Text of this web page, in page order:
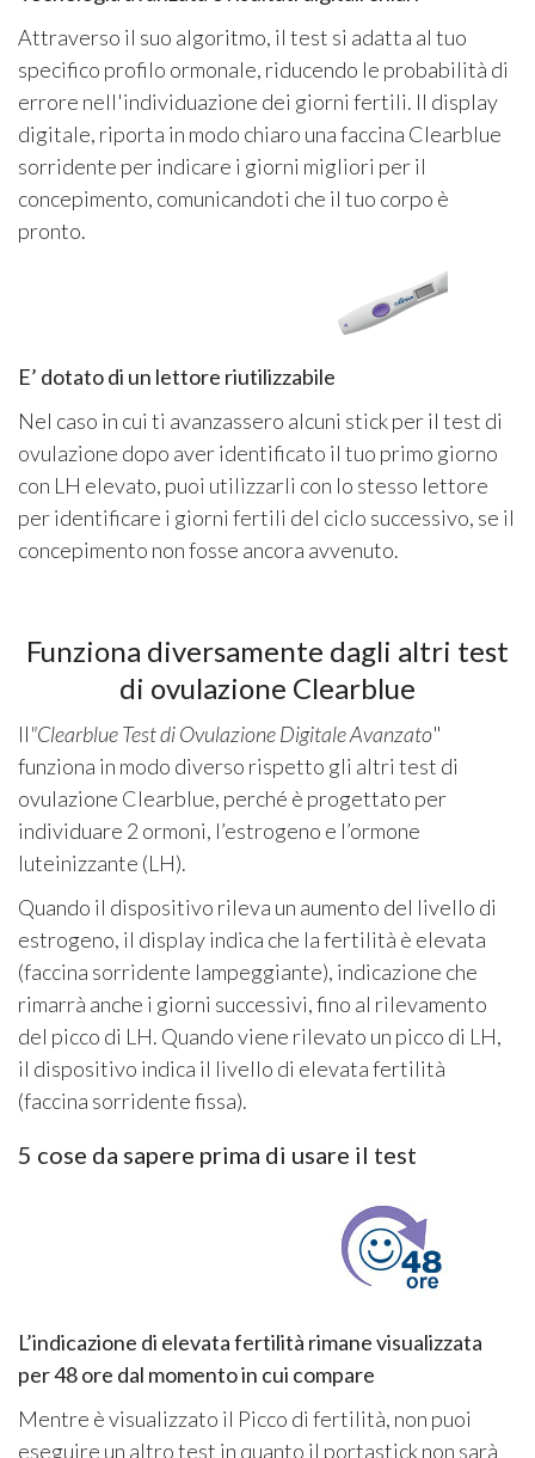
Attraverso il suo algoritmo, il test si adatta al tuo
specifico profilo ormonale, riducendo le probabilità di
errore nell'individuazione dei giorni fertili. Il display
digitale, riporta in modo chiaro una faccina Clearblue
sorridente per indicare i giorni migliori per il
concepimento, comunicandoti che il tuo corpo è
pronto.
E’ dotato di un lettore riutilizzabile
Nel caso in cui ti avanzassero alcuni stick per il test di
ovulazione dopo aver identificato il tuo primo giorno
con LH elevato, puoi utilizzarli con lo stesso lettore
per identificare i giorni fertili del ciclo successivo, se il
concepimento non fosse ancora avvenuto.
Funziona diversamente dagli altri test
di ovulazione Clearblue
Il"Clearblue Test di Ovulazione Digitale Avanzato"
funziona in modo diverso rispetto gli altri test di
ovulazione Clearblue, perché è progettato per
individuare 2 ormoni, l’estrogeno e l’ormone
luteinizzante (LH).
Quando il dispositivo rileva un aumento del livello di
estrogeno, il display indica che la fertilità è elevata
(faccina sorridente lampeggiante), indicazione che
rimarrà anche i giorni successivi, fino al rilevamento
del picco di LH. Quando viene rilevato un picco di LH,
il dispositivo indica il livello di elevata fertilità
(faccina sorridente fissa).
5 cose da sapere prima di usare il test
L’indicazione di elevata fertilità rimane visualizzata
per 48 ore dal momento in cui compare
Mentre è visualizzato il Picco di fertilità, non puoi
eseguire un altro test in quanto il portastick non sarà